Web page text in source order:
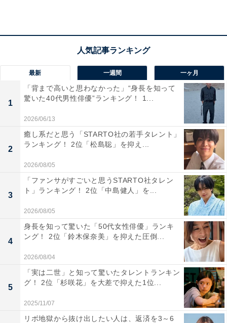
「綺麗でかっこよくて落ち着いた雰囲気があるから
です」(20代女性／千葉県)
「雰囲気が似ていてかっこいい。とてもお似合い」
(30代女性／神奈川県)
最新 一週間 一ヶ月
1
「背まで高いと思わなかった」“身長を知って
驚いた40代男性俳優”ランキング！ 1...
2026/06/13
2
癒し系だと思う「STARTO社の若手タレント」
ランキング！ 2位「松島聡」を抑え...
2026/08/05
3
「ファンサがすごいと思うSTARTO社タレン
ト」ランキング！ 2位「中島健人」を...
2026/08/05
4
身長を知って驚いた「50代女性俳優」ランキ
ング！ 2位「鈴木保奈美」を抑えた圧倒...
2026/08/04
5
「実は二世」と知って驚いたタレントランキン
グ！ 2位「杉咲花」を大差で抑えた1位...
2025/11/07
リボ地獄から抜け出したい人は、返済を3～6